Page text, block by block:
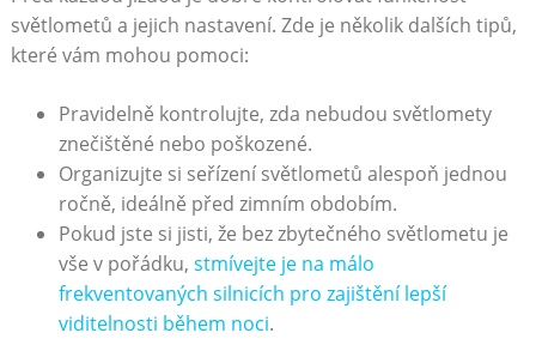
světlometů a jejich nastavení. Zde je několik dalších tipů,
které vám mohou pomoci:
Pravidelně kontrolujte, zda nebudou světlomety
znečištěné nebo poškozené.
Organizujte si seřízení světlometů alespoň jednou
ročně, ideálně před zimním obdobím.
Pokud jste si jisti, že bez zbytečného světlometu je
vše v pořádku, stmívejte je na málo
frekventovaných silnicích pro zajištění lepší
viditelnosti během noci.